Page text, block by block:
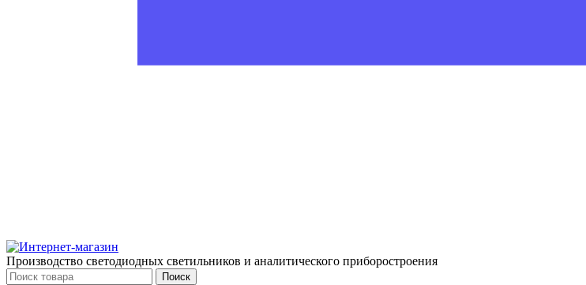
Производство светодиодных светильников и аналитического приборостроения
Поиск